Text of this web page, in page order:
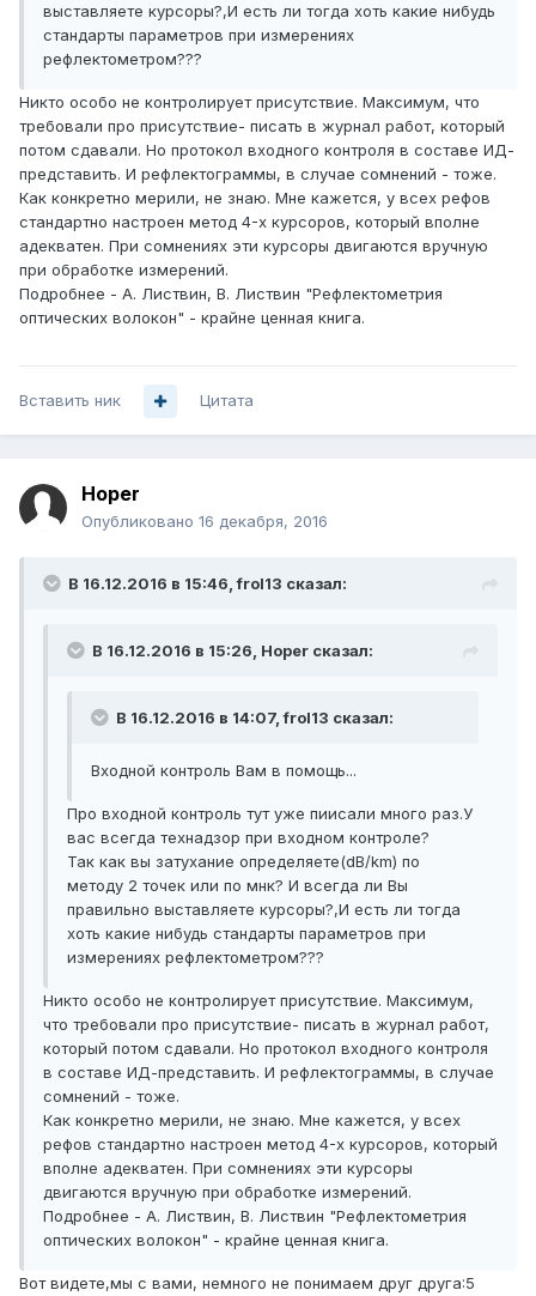
выставляете курсоры?,И есть ли тогда хоть какие нибудь
стандарты параметров при измерениях
рефлектометром???
Никто особо не контролирует присутствие. Максимум, что
требовали про присутствие- писать в журнал работ, который
потом сдавали. Но протокол входного контроля в составе ИД-
представить. И рефлектограммы, в случае сомнений - тоже.
Как конкретно мерили, не знаю. Мне кажется, у всех рефов
стандартно настроен метод 4-х курсоров, который вполне
адекватен. При сомнениях эти курсоры двигаются вручную
при обработке измерений.
Подробнее - А. Листвин, В. Листвин "Рефлектометрия
оптических волокон" - крайне ценная книга.
Вставить ник Цитата
Hoper
Опубликовано 16 декабря, 2016
В 16.12.2016 в 15:46, frol13 сказал:
В 16.12.2016 в 15:26, Hoper сказал:
В 16.12.2016 в 14:07, frol13 сказал:
Входной контроль Вам в помощь...
Про входной контроль тут уже пиисали много раз.У
вас всегда технадзор при входном контроле?
Так как вы затухание определяете(dB/km) по
методу 2 точек или по мнк? И всегда ли Вы
правильно выставляете курсоры?,И есть ли тогда
хоть какие нибудь стандарты параметров при
измерениях рефлектометром???
Никто особо не контролирует присутствие. Максимум,
что требовали про присутствие- писать в журнал работ,
который потом сдавали. Но протокол входного контроля
в составе ИД-представить. И рефлектограммы, в случае
сомнений - тоже.
Как конкретно мерили, не знаю. Мне кажется, у всех
рефов стандартно настроен метод 4-х курсоров, который
вполне адекватен. При сомнениях эти курсоры
двигаются вручную при обработке измерений.
Подробнее - А. Листвин, В. Листвин "Рефлектометрия
оптических волокон" - крайне ценная книга.
Вот видете,мы с вами, немного не понимаем друг друга:5